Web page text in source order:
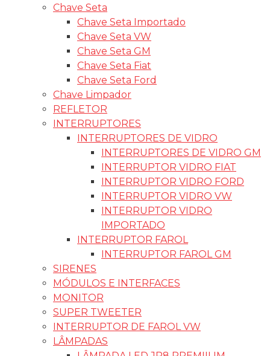
Chave Seta
Chave Seta Importado
Chave Seta VW
Chave Seta GM
Chave Seta Fiat
Chave Seta Ford
Chave Limpador
REFLETOR
INTERRUPTORES
INTERRUPTORES DE VIDRO
INTERRUPTORES DE VIDRO GM
INTERRUPTOR VIDRO FIAT
INTERRUPTOR VIDRO FORD
INTERRUPTOR VIDRO VW
INTERRUPTOR VIDRO
IMPORTADO
INTERRUPTOR FAROL
INTERRUPTOR FAROL GM
SIRENES
MÓDULOS E INTERFACES
MONITOR
SUPER TWEETER
INTERRUPTOR DE FAROL VW
LÂMPADAS